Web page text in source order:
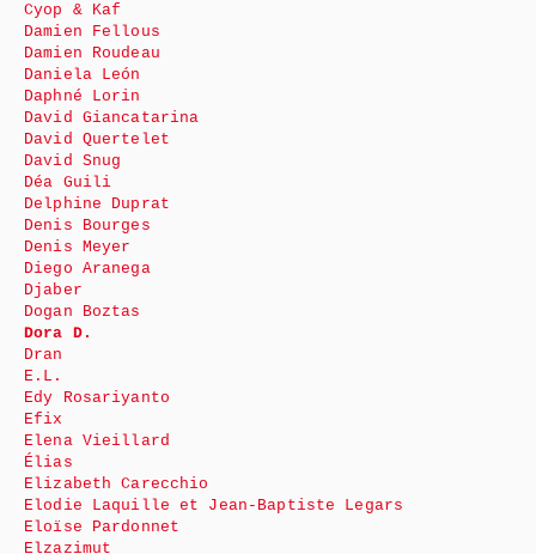
Cyop & Kaf
Damien Fellous
Damien Roudeau
Daniela León
Daphné Lorin
David Giancatarina
David Quertelet
David Snug
Déa Guili
Delphine Duprat
Denis Bourges
Denis Meyer
Diego Aranega
Djaber
Dogan Boztas
Dora D.
Dran
E.L.
Edy Rosariyanto
Efix
Elena Vieillard
Élias
Elizabeth Carecchio
Elodie Laquille et Jean-Baptiste Legars
Eloïse Pardonnet
Elzazimut